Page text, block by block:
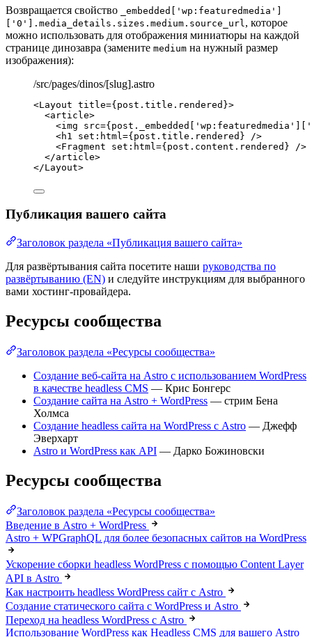
Возвращается свойство
_embedded['wp:featuredmedia']
['0'].media_details.sizes.medium.source_url , которое
можно использовать для отображения миниатюры на каждой
странице динозавра (замените medium на нужный размер
изображения):
/src/pages/dinos/[slug].astro
<Layout title={post . title . rendered }>
<article>
<img src={post . _embedded [ ' wp:featuredmedia ' ][ '
<h1 set:html ={post . title . rendered } />
<Fragment set:html ={post . content . rendered } />
</article>
</Layout>
Публикация вашего сайта
Заголовок раздела «Публикация вашего сайта»
Для развёртывания сайта посетите наши руководства по
развёртыванию (EN) и следуйте инструкциям для выбранного
вами хостинг-провайдера.
Ресурсы сообщества
Заголовок раздела «Ресурсы сообщества»
Создание веб-сайта на Astro с использованием WordPress
в качестве headless CMS — Крис Бонгерс
Создание сайта на Astro + WordPress — стрим Бена
Холмса
Создание headless сайта на WordPress с Astro — Джефф
Эверхарт
Astro и WordPress как API — Дарко Божиновски
Ресурсы сообщества
Заголовок раздела «Ресурсы сообщества»
Введение в Astro + WordPress
Astro + WPGraphQL для более безопасных сайтов на WordPress
Ускорение сборки headless WordPress с помощью Content Layer
API в Astro
Как настроить headless WordPress сайт с Astro
Создание статического сайта с WordPress и Astro
Переход на headless WordPress с Astro
Использование WordPress как Headless CMS для вашего Astro